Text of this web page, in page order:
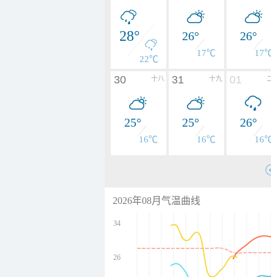
28°
22℃
26°
17℃
26°
十八
30
25°
16℃
十九
31
25°
16℃
01
26°
2026年08月气温曲线
34
26